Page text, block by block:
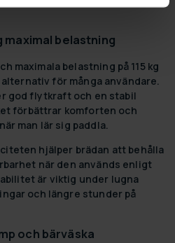
maximal belastning
maximala belastning på 115 kg
för många användare.
god flytkraft och en stabil
förbättrar komforten och
man lär sig paddla.
hjälper brädan att behålla
när den används enligt
är viktig under lugna
och längre stunder på
och bärväska